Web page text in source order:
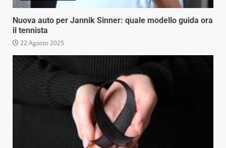
Nuova auto per Jannik Sinner: quale modello guida ora
il tennista
22 Agosto 2025